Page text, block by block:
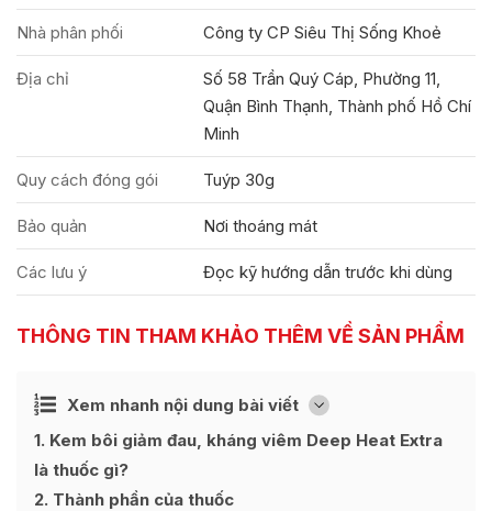
Nhà phân phối Công ty CP Siêu Thị Sống Khoẻ
Địa chỉ
Số 58 Trần Quý Cáp, Phường 11,
Quận Bình Thạnh, Thành phố Hồ Chí
Minh
Quy cách đóng gói Tuýp 30g
Bảo quản Nơi thoáng mát
Các lưu ý Đọc kỹ hướng dẫn trước khi dùng
THÔNG TIN THAM KHẢO THÊM VỀ SẢN PHẨM
Xem nhanh nội dung bài viết [
Ẩn
1 Kem bôi giảm đau, kháng viêm Deep Heat Extra
là thuốc gì?
2 Thành phần của thuốc